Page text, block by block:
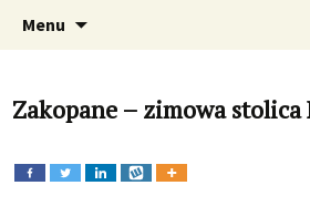
Dawno temu w
archiwalne i
Krakowa
Fotograficzna podróż w
Krakowa, Kraków,
Menu
Zakopane – zimowa stolica